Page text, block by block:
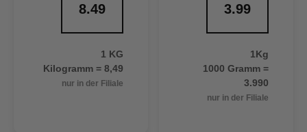
8.49
1 KG
Kilogramm = 8,49
nur in der Filiale
3.99
1Kg
1000 Gramm =
3.990
nur in der Filiale